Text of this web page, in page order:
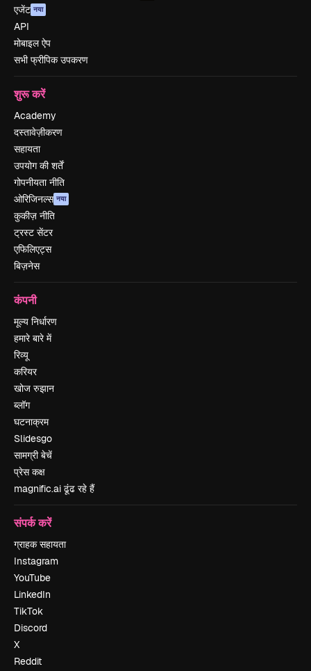
एजेंट नया
API
मोबाइल ऐप
सभी फ्रीपिक उपकरण
शुरू करें
Academy
दस्तावेज़ीकरण
सहायता
उपयोग की शर्तें
गोपनीयता नीति
ओरिजिनल्स नया
कुकीज़ नीति
ट्रस्ट सेंटर
एफिलिएट्स
बिज़नेस
कंपनी
मूल्य निर्धारण
हमारे बारे में
रिव्यू
करियर
खोज रुझान
ब्लॉग
घटनाक्रम
Slidesgo
सामग्री बेचें
प्रेस कक्ष
magnific.ai ढूंढ रहे हैं
संपर्क करें
ग्राहक सहायता
Instagram
YouTube
LinkedIn
TikTok
Discord
X
Reddit